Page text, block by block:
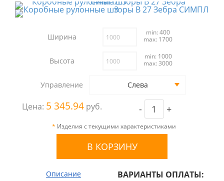
Ширина
min: 400
max: 1700
Высота
min: 1000
max: 3000
Управление Слева
Цена: 5 345.94руб. - +
* Изделия с текущими характеристиками
Описание
ВАРИАНТЫ ОПЛАТЫ: